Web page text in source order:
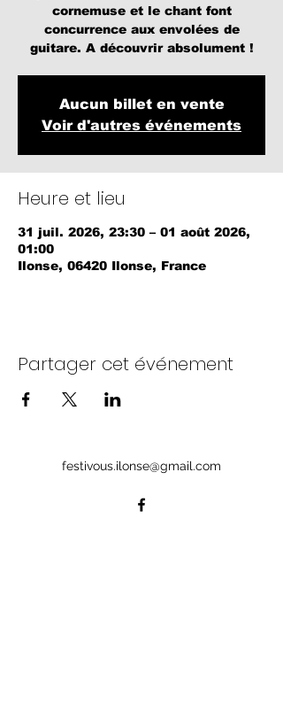
cornemuse et le chant font
concurrence aux envolées de
guitare. A découvrir absolument !
Aucun billet en vente
Voir d'autres événements
Heure et lieu
31 juil. 2026, 23:30 – 01 août 2026,
01:00
Ilonse, 06420 Ilonse, France
Partager cet événement
festivous.ilonse@gmail.com